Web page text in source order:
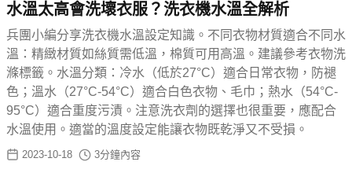
水溫太高會洗壞衣服？洗衣機水溫全解析
兵團小編分享洗衣機水溫設定知識。不同衣物材質適合不同水
溫：精緻材質如絲質需低溫，棉質可用高溫。建議參考衣物洗
滌標籤。水溫分類：冷水（低於27°C）適合日常衣物，防褪
色；溫水（27°C-54°C）適合白色衣物、毛巾；熱水（54°C-
95°C）適合重度污漬。注意洗衣劑的選擇也很重要，應配合
水溫使用。適當的溫度設定能讓衣物既乾淨又不受損。
2023-10-18 3分鐘內容